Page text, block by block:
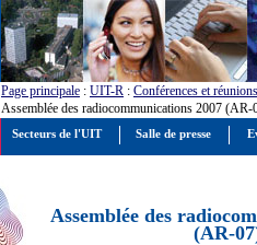
Page principale : UIT-R : Conférences et réunions
Assemblée des radiocommunications 2007 (AR-
Assemblée des
(AR-
Secteurs de l'UIT Salle de presse